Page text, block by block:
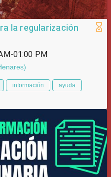
la regularización
01:00 PM
información
ayuda